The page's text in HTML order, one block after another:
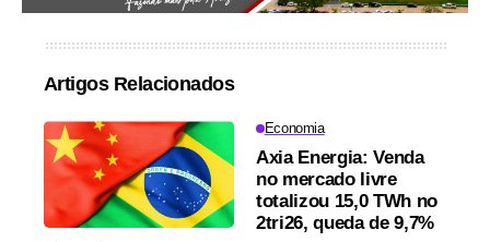
Artigos Relacionados
Economia
Axia Energia: Venda
no mercado livre
totalizou 15,0 TWh no
2tri26, queda de 9,7%